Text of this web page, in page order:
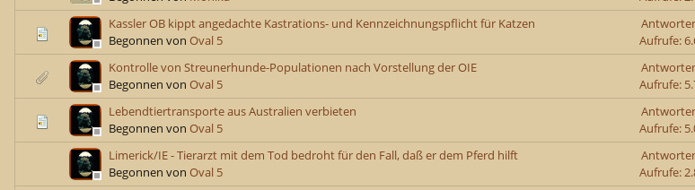
Kassler OB kippt angedachte Kastrations- und Kennzeichnungspflicht für Katzen
Begonnen von Oval 5
Aufrufe:
Kontrolle von Streunerhunde-Populationen nach Vorstellung der OIE
Begonnen von Oval 5
Aufrufe:
Lebendtiertransporte aus Australien verbieten
Begonnen von Oval 5
Aufrufe:
Limerick/IE - Tierarzt mit dem Tod bedroht für den Fall, daß er dem Pferd hilft
Begonnen von Oval 5
Aufrufe: